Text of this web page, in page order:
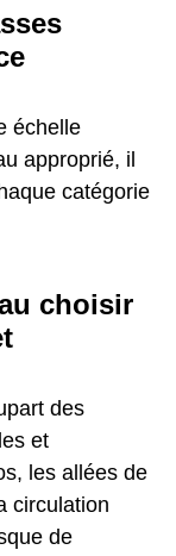
échelle
approprié, il
catégorie
choisir
des
et
les allées de
circulation
de